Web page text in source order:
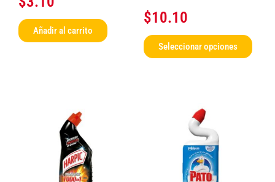
Añadir al carrito
$10.10
Seleccionar opciones
de